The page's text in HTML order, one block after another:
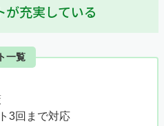
が充実している
一覧
3回まで対応